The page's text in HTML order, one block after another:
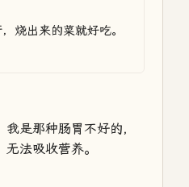
烧出来的菜就好吃。
是那种肠胃不好的，
法吸收营养。